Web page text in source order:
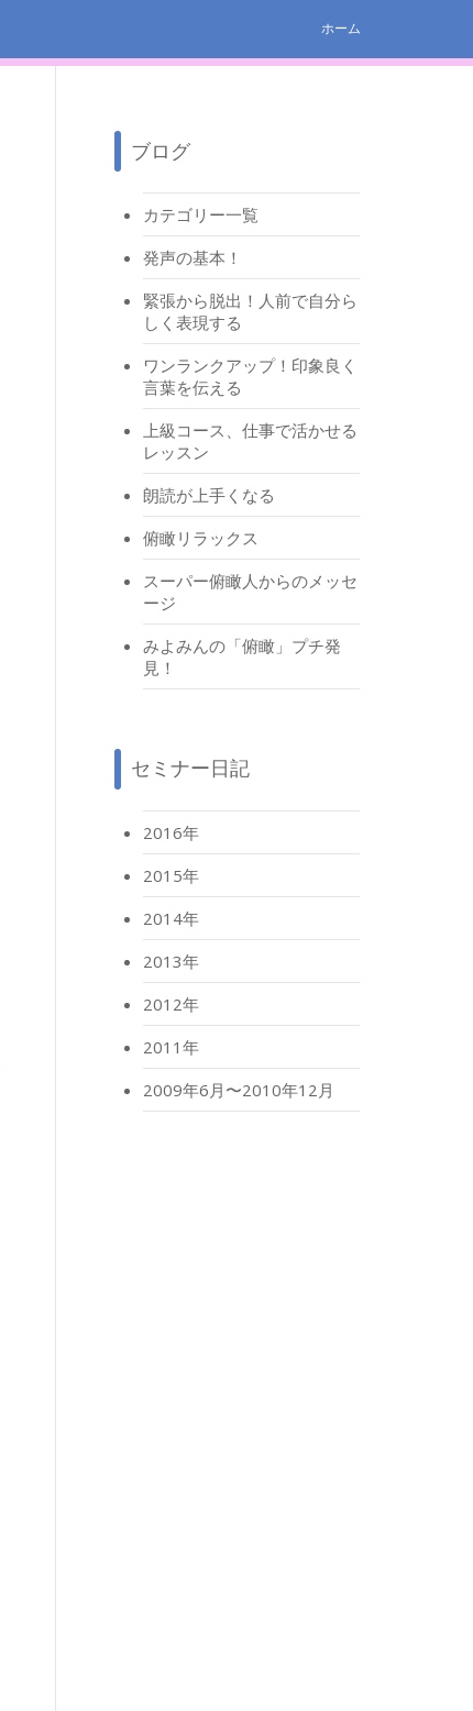
ホーム
ブログ
カテゴリー一覧
発声の基本！
緊張から脱出！人前で自分ら
しく表現する
ワンランクアップ！印象良く
言葉を伝える
上級コース、仕事で活かせる
レッスン
朗読が上手くなる
俯瞰リラックス
スーパー俯瞰人からのメッセ
ージ
みよみんの「俯瞰」プチ発
見！
セミナー日記
2016年
2015年
2014年
2013年
2012年
2011年
2009年6月〜2010年12月